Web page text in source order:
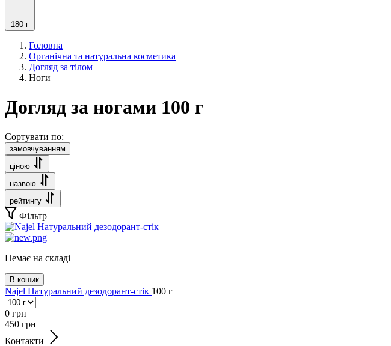
180 г
Головна
Органічна та натуральна косметика
Догляд за тілом
Ноги
Догляд за ногами 100 г
Сортувати по:
замовчуванням
ціною
назвою
рейтингу
Фільтр
Немає на складі
В кошик
Najel Натуральний дезодорант-стік 100 г
0 грн
450 грн
Контакти